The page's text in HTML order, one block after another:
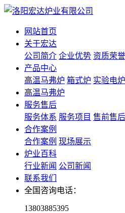
网站首页
关于宏达
公司简介 企业优势 资质荣誉
产品中心
高温马弗炉 箱式炉 实验电炉
高温马弗炉
服务售后
服务体系 服务项目 售前售后
合作案例
合作案例 现场展示
炉业百科
行业新闻 公司新闻
联系我们
全国咨询电话：
13803885395